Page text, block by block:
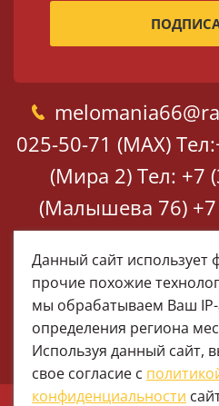
025-50-71 (MAX)
(Мира 2) Тел: +7
(Малышева 76)
Екатеринбург, ул.
Данный сайт использует
прочие похожие
мы обрабатываем Ваш IP-
определения региона
Используя данный сайт,
свое согласие с
конфиденциальности